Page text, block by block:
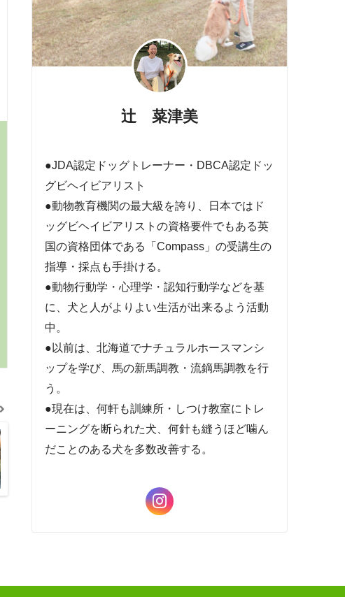
辻 菜津美
●JDA認定ドッグトレーナー・DBCA認定ドッ
グビヘイビアリスト
●動物教育機関の最大級を誇り、日本ではド
ッグビヘイビアリストの資格要件でもある英
国の資格団体である「Compass」の受講生の
指導・採点も手掛ける。
●動物行動学・心理学・認知行動学などを基
に、犬と人がよりよい生活が出来るよう活動
中。
●以前は、北海道でナチュラルホースマンシ
ップを学び、馬の新馬調教・流鏑馬調教を行
う。
●現在は、何軒も訓練所・しつけ教室にトレ
ーニングを断られた犬、何針も縫うほど噛ん
だことのある犬を多数改善する。